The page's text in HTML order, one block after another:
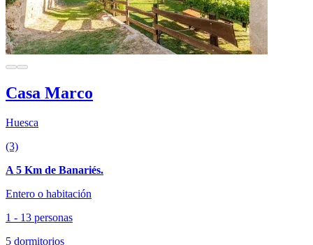
Casa Marco
Huesca
(3)
A 5 Km de Banariés.
Entero o habitación
1 - 13 personas
5 dormitorios